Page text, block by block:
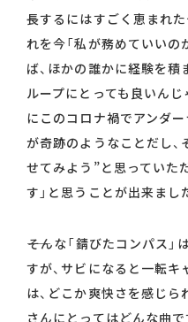
長するにはすごく恵まれ
れを今「私が務めていいの
ば、ほかの誰かに経験を
ループにとっても良いんじ
にこのコロナ禍でアンダ
が奇跡のようなことだし
せてみよう”と思っていた
す」と思うことが出来まし
――そんな「錆びたコンパス
すが、サビになると一転キ
は、どこか爽快さを感じ
さんにとってはどんな曲で